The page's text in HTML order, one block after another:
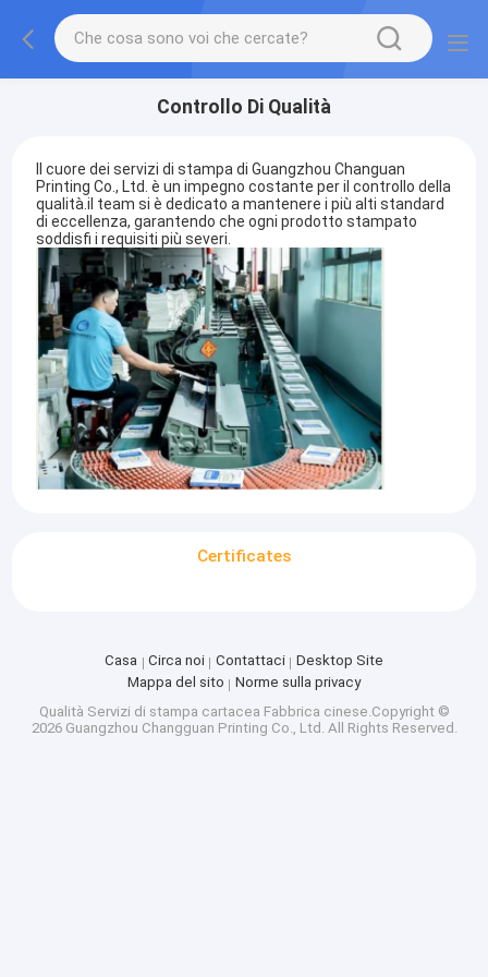
Controllo Di Qualità
Il cuore dei servizi di stampa di Guangzhou Changuan
Printing Co., Ltd. è un impegno costante per il controllo della
qualità.il team si è dedicato a mantenere i più alti standard
di eccellenza, garantendo che ogni prodotto stampato
soddisfi i requisiti più severi.
Certificates
Casa Circa noi Contattaci
Desktop Site
Mappa del sito
Norme sulla privacy
Qualità Servizi di stampa cartacea Fabbrica cinese.Copyright ©
2026 Guangzhou Changguan Printing Co., Ltd. All Rights Reserved.